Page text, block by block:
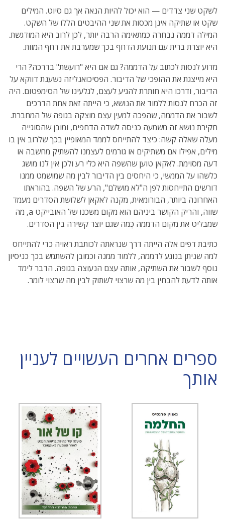
לשקט שני צדדים — הוא יכול להיות הנאה אך גם סיוט. המילים
שקט או שתיקה אינן מכסות את שני ההיבטים הללו של השקט.
המילה דממה נבחרה כמתאימה הרבה יותר, לכן לרוב היא המודגשת.
היא יוצרת ברית עם תנועת הדחף בכך שמערבת את דחף המוות.
מדוע לנסות לכתוב על הדממה? גם אם היא "רועשת" בדרכה? הרי
היא מייצגת את ההופכי של הדיבור. הפסיכואנליזה נשענת דווקא על
הדיבור, ודרכו היא חותרת להגיע לעצם, לגלעינו של הסימפטום. היה
זה הכרח לנסות ללמוד את הנושא, כי הייתה זאת אחת הדרכים
לשבור את הדממה, שהפכה למעין עצם מוצקה בגופה של המחברת.
חקירת נושא זה משמעה כניסה לשדה הדחפים, ומובן שהסוגייה
מעלה שאלה קשה: כיצד להתייחס לממד המאופיין בכך שלרוב אין בו
מילים, אפילו אם משתיקים או גורמים לעצמנו להשתיק מחשבה או
דעה מסוימת. לאקאן טוען שהשפה היא כלי רע ולכן אין לנו מושג
כלשהו על הממשי, כי היחסים בין הדיבור לבין מה שמושמט ממנו
דורשים התייחסות לפן ה"לא מושלם", הרע של השפה. בהוראתו
האחרונה ביותר, הבורומאית, מקנה לאקאן לשלושת הסדרים מעמד
שווה, והריק הקושר ביניהם הוא מקום משכנו של האובייקט a, מה
שמבליט את מקום הדממה כְְּמה שגם יוצר קשירה בין הסדרים.
כתיבת דפים אלה הייתה דרך שנראתה לכותבת ראויה כדי להתייחס
למה שניתן בנוגע לדממה, ללמוד ממנה וכמובן להשתמש בכך כניסיון
נוסף לשבור את השתיקה, אותה עצם הנעוצה בגופה. הדבר לימד
אותה לדעת להבחין בין מה שרצוי לשתוק לבין מה שרצוי לומר.
ספרים אחרים העשויים לעניין
אותך